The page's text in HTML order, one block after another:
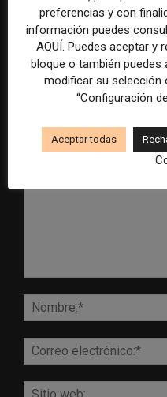
control para el uso de la
inteligencia artificial
DEJA UNA RESPUESTA
preferencias y con
información puedes
AQUÍ. Puedes aceptar y
bloque o también
modificar su selección
“Configuración
Aceptar todas